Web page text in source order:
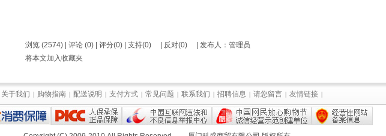
浏览 (2574) | 评论 (0) | 评分(0) | 支持(0) 反对(0) | 发布人： 管理员
将本文加入收藏夹
关于我们 | 购物指南 | 配送说明 | 支付方式 | 常见问题 | 联系我们 | 招聘信息 | 请您留言 | 友情链接 |